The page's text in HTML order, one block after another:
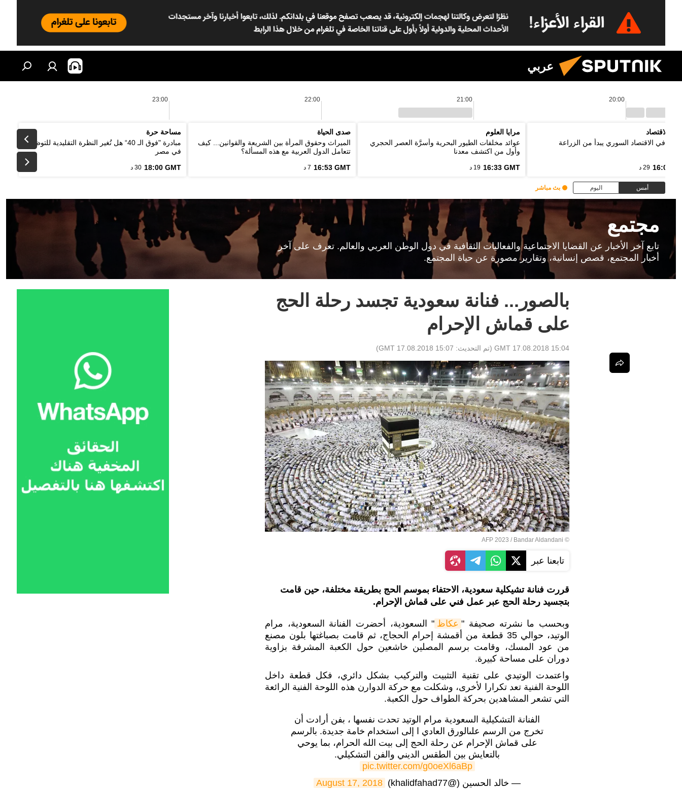
عربي
20:00
21:00
22:00
23:00
الاقتصاد
تعافي الاقتصاد السوري يبدأ من الزراعة
16:03 29 د
مرايا العلوم
عوائد مخلفات الطيور البحرية وأسرَّة العصر الحجري
وأول من اكتشف معدنا
16:33 GMT 19 د
صدى الحياة
الميراث وحقوق المرأة بين الشريعة والقوانين... كيف
تتعامل الدول العربية مع هذه المسألة؟
16:53 GMT 7 د
مساحة حرة
مبادرة "فوق الـ 40“ هل تُغير النظرة التقليدية للتوظيف
في مصر
18:00 GMT 30 د
أمس اليوم بث مباشر
مجتمع
تابع آخر الأخبار عن القضايا الاجتماعية والفعاليات الثقافية في دول الوطن العربي والعالم. تعرف على آخر
أخبار المجتمع، قصص إنسانية، وتقارير مصورة عن حياة المجتمع.
بالصور... فنانة سعودية تجسد رحلة الحج
على قماش الإحرام
15:04 GMT 17.08.2018 (تم التحديث: 15:07 GMT 17.08.2018
)
© AFP 2023 / Bandar Aldandani
تابعنا عبر
قررت فنانة تشيكلية سعودية، الاحتفاء بموسم الحج بطريقة مختلفة، حين قامت
بتجسيد رحلة الحج عبر عمل فني على قماش الإحرام.
وبحسب ما نشرته صحيفة " عكاظ " السعودية، أحضرت الفنانة السعودية، مرام
الوتيد، حوالي 35 قطعة من أقمشة إحرام الحجاج، ثم قامت بصباغتها بلون مصنع
من عود المسك، وقامت برسم المصلين خاشعين حول الكعبة المشرفة بزاوية
دوران على مساحة كبيرة.
واعتمدت الوتيدي على تقنية التثبيت والتركيب بشكل دائري، فكل قطعة داخل
اللوحة الفنية تعد تكرارا لأخرى، وشكلت مع حركة الدوارن هذه اللوحة الفنية الرائعة
التي تشعر المشاهدين بحركة الطواف حول الكعبة.
الفنانة التشكيلية السعودية مرام الوتيد تحدت نفسها ، بفن أرادت أن
تخرج من الرسم علىالورق العادي ا إلى استخدام خامة جديدة. بالرسم
على قماش الإحرام عن رحلة الحج إلى بيت الله الحرام، بما يوحي
بالتعايش بين الطقس الديني والفن التشكيلي.
pic.twitter.com/g0oeXl6aBp
— خالد الحسين (@khalidfahad77)
August 17, 2018